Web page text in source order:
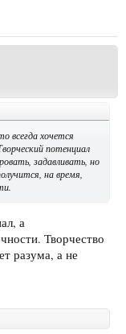
всегда хочется
потенциал
задавливать, но
на время,
а
Творчество
разума, а не